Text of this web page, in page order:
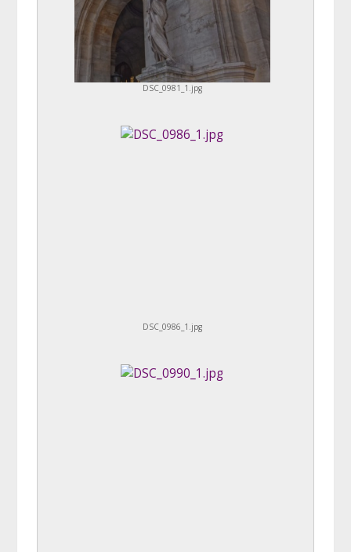
DSC_0981_1.jpg
DSC_0986_1.jpg